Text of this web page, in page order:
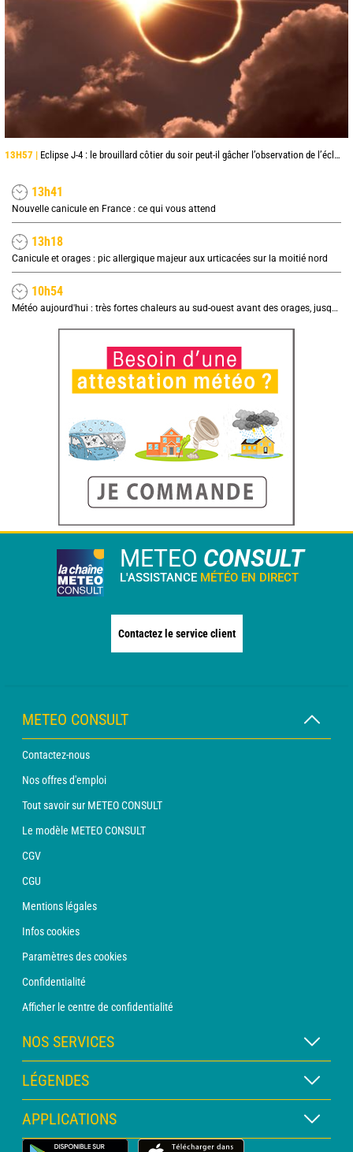
13H57 | Eclipse J-4 : le brouillard côtier du soir peut-il gâcher l’observation de l’éclipse à la plage ?
13h41
Nouvelle canicule en France : ce qui vous attend
13h18
Canicule et orages : pic allergique majeur aux urticacées sur la moitié nord
10h54
Météo aujourd'hui : très fortes chaleurs au sud-ouest avant des orages, jusqu'à 39°C
METEO CONSULT
L'ASSISTANCE MÉTÉO EN DIRECT
Contactez le service client
METEO CONSULT
Contactez-nous
Nos offres d'emploi
Tout savoir sur METEO CONSULT
Le modèle METEO CONSULT
CGV
CGU
Mentions légales
Infos cookies
Paramètres des cookies
Confidentialité
Afficher le centre de confidentialité
NOS SERVICES
Abonnement METEO Xpert
Abonnement METEO PRO
Consultation avec un prévisionniste
LÉGENDES
Légende des cartes
Légende des pictogrammes
APPLICATIONS